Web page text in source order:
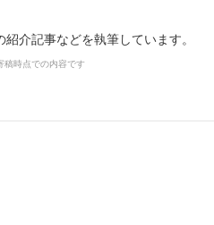
介記事などを執筆しています。
稿時点での内容です